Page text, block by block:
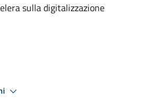
sulla digitalizzazione